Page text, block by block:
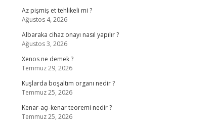
Az pişmiş et tehlikeli mi ?
Ağustos 4, 2026
Albaraka cihaz onayı nasıl yapılır ?
Ağustos 3, 2026
Xenos ne demek ?
Temmuz 29, 2026
Kuşlarda boşaltım organı nedir ?
Temmuz 25, 2026
Kenar-açı-kenar teoremi nedir ?
Temmuz 25, 2026